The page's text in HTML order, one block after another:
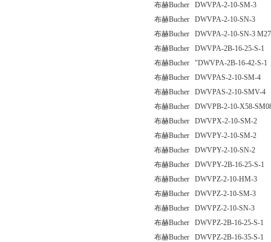
布赫Bucher DWVPA-2-10-SM-3
布赫Bucher DWVPA-2-10-SN-3
布赫Bucher DWVPA-2-10-SN-3
布赫Bucher DWVPA-2B-16-25-S-1
布赫Bucher "DWVPA-2B-16-42-
布赫Bucher DWVPAS-2-10-SM-4
布赫Bucher DWVPAS-2-10-SMV-4
布赫Bucher DWVPB-2-10-X58-
布赫Bucher DWVPX-2-10-SM-2
布赫Bucher DWVPY-2-10-SM-2
布赫Bucher DWVPY-2-10-SN-2
布赫Bucher DWVPY-2B-16-25-S-1
布赫Bucher DWVPZ-2-10-HM-3
布赫Bucher DWVPZ-2-10-SM-3
布赫Bucher DWVPZ-2-10-SN-3
布赫Bucher DWVPZ-2B-16-25-S-1
布赫Bucher DWVPZ-2B-16-35-S-1